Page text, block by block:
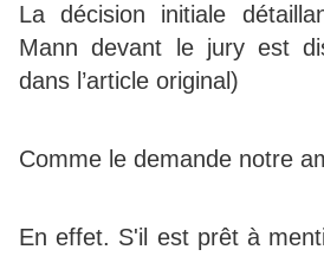
La décision initiale
Mann devant le jury est
dans l’article original)
Comme le demande notre
En effet. S'il est prêt à